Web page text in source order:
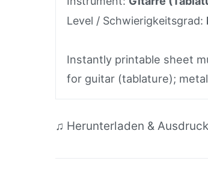
Level / Schwierigkeitsgrad:
Instantly printable sheet
for guitar (tablature);
♫ Herunterladen &